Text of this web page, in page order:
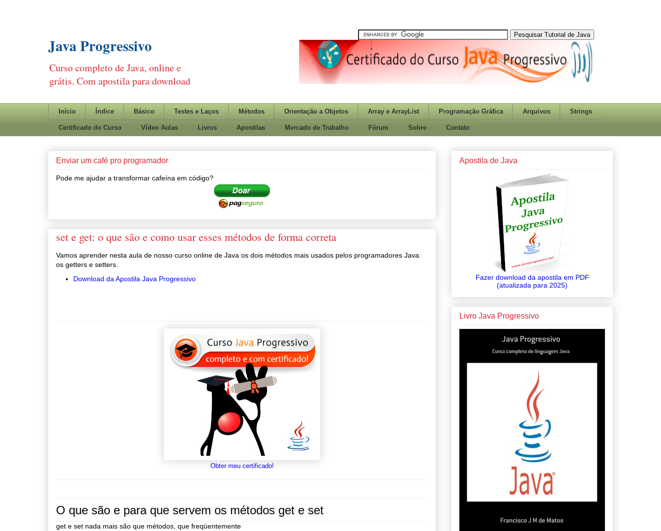
Java Progressivo
Curso completo de Java, online e
grátis. Com apostila para download
Início Índice Básico Testes e Laços Métodos Orientação a Objetos Array e ArrayList Programação Gráfica Arquivos Strings
Certificado do Curso Vídeo Aulas Livros Apostilas Mercado de Trabalho Fórum Sobre Contato
Enviar um café pro programador
Pode me ajudar a transformar cafeína em código?
set e get: o que são e como usar esses métodos de forma correta
Vamos aprender nesta aula de nosso curso online de Java os dois métodos mais usados pelos programadores Java:
os getters e setters.
Download da Apostila Java Progressivo
Obter meu certificado!
O que são e para que servem os métodos get e set
get e set nada mais são que métodos, que freqüentemente
Apostila de Java
Fazer download da apostila em PDF
(atualizada para 2025)
Livro Java Progressivo